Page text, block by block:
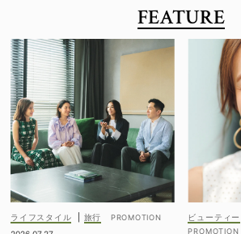
FEATURE
ライフスタイル
旅行
ビューティー